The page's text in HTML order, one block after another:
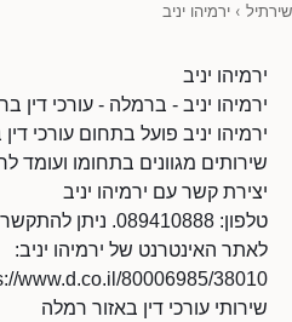
שירתיל › ירמיהו יניב
ירמיהו יניב
ירמיהו יניב - ברמלה - עורכי דין
ירמיהו יניב פועל בתחום עורכי
שירותים מגוונים בתחומו ועומד
יצירת קשר עם ירמיהו יניב
טלפון: 089410888. ניתן להתקשר בשעות הפעילות.
לאתר האינטרנט של ירמיהו יניב:
www.d.co.il/80006985/38010/
שירותי עורכי דין באזור רמלה